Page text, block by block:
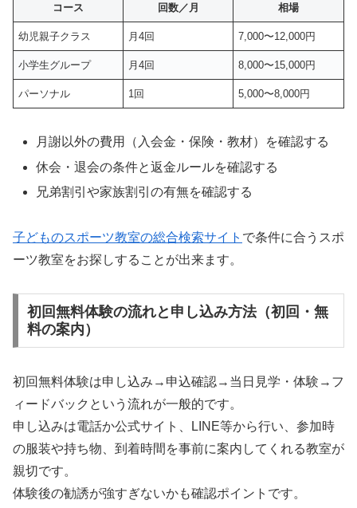
コース 回数／月 相場
幼児親子クラス 月4回 7,000〜12,000円
小学生グループ 月4回 8,000〜15,000円
パーソナル 1回 5,000〜8,000円
月謝以外の費用（入会金・保険・教材）を確認する
休会・退会の条件と返金ルールを確認する
兄弟割引や家族割引の有無を確認する
子どものスポーツ教室の総合検索サイト で条件に合うスポ
ーツ教室をお探しすることが出来ます。
初回無料体験の流れと申し込み方法（初回・無
料の案内）
初回無料体験は申し込み→申込確認→当日見学・体験→フ
ィードバックという流れが一般的です。
申し込みは電話か公式サイト、LINE等から行い、参加時
の服装や持ち物、到着時間を事前に案内してくれる教室が
親切です。
体験後の勧誘が強すぎないかも確認ポイントです。